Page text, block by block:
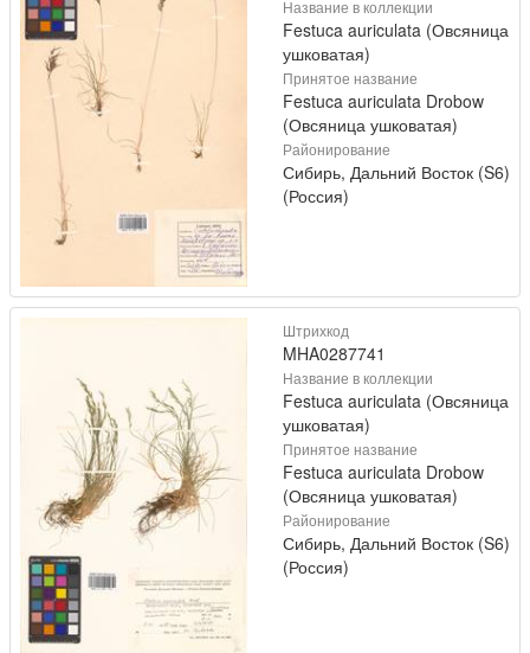
Название в коллекции
Festuca auriculata (Овсяница
ушковатая)
Принятое название
Festuca auriculata Drobow
(Овсяница ушковатая)
Районирование
Сибирь, Дальний Восток (S6)
(Россия)
Штрихкод
MHA0287741
Название в коллекции
Festuca auriculata (Овсяница
ушковатая)
Принятое название
Festuca auriculata Drobow
(Овсяница ушковатая)
Районирование
Сибирь, Дальний Восток (S6)
(Россия)